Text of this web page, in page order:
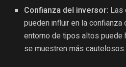
Confianza del inversor: Las
pueden influir en la
entorno de tipos altos puede
se muestren más cautelosos.